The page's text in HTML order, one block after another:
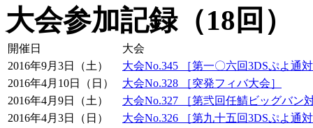
大会参加記録（18回）
開催日
大会
2016年9月3日（土）
大会No.345 ［第一〇六回3DSぷよ通
2016年4月10日（日）
大会No.328 ［突発フィバ大会］
2016年4月9日（土）
大会No.327 ［第弐回任鯖ビッグバン
2016年4月3日（日）
大会No.326 ［第九十五回3DSぷよ通